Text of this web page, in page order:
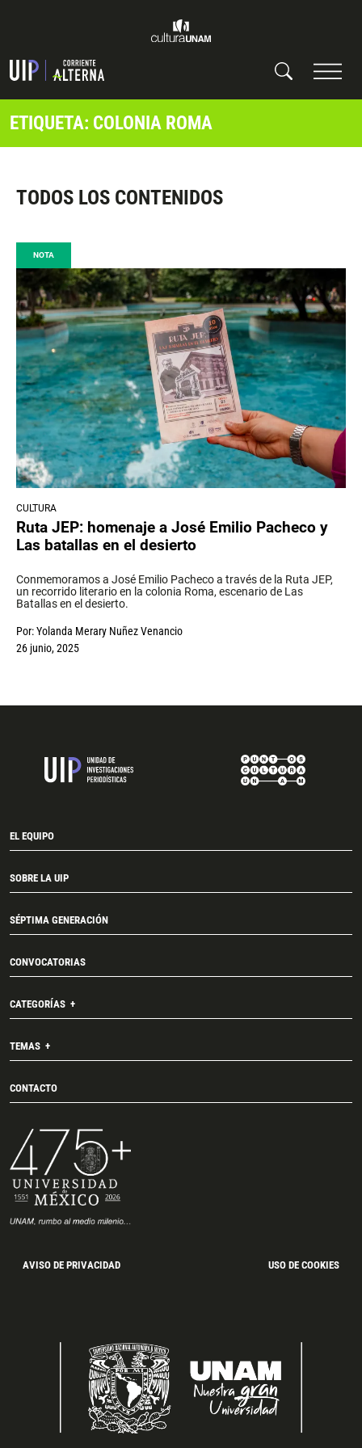
ETIQUETA: COLONIA ROMA
TODOS LOS CONTENIDOS
NOTA
CULTURA
Ruta JEP: homenaje a José Emilio Pacheco y
Las batallas en el desierto
Conmemoramos a José Emilio Pacheco a través de la Ruta JEP,
un recorrido literario en la colonia Roma, escenario de Las
Batallas en el desierto.
Por:Yolanda Merary Nuñez Venancio
26 junio, 2025
EL EQUIPO
SOBRE LA UIP
SÉPTIMA GENERACIÓN
CONVOCATORIAS
CATEGORÍAS
TEMAS
CONTACTO
AVISO DE PRIVACIDAD USO DE COOKIES